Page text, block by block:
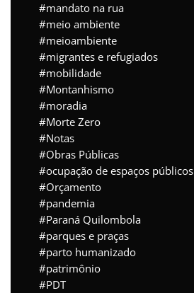
mandato na rua
meio ambiente
meioambiente
migrantes e refugiados
mobilidade
Montanhismo
moradia
Morte Zero
Notas
Obras Públicas
ocupação de espaços públicos
Orçamento
pandemia
Paraná Quilombola
parques e praças
parto humanizado
patrimônio
PDT